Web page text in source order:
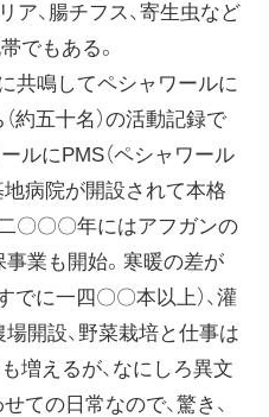
ア、腸チフス、寄生虫など
でもある。
共鳴してペシャワールに
約五十名）の活動記録で
ルにPMS（ペシャワール
地病院が開設されて本格
〇〇〇年にはアフガンの
事業も開始。寒暖の差が
でに一四〇〇本以上）、灌
場開設、野菜栽培と仕事は
増えるが、なにしろ異文
ての日常なので、驚き、